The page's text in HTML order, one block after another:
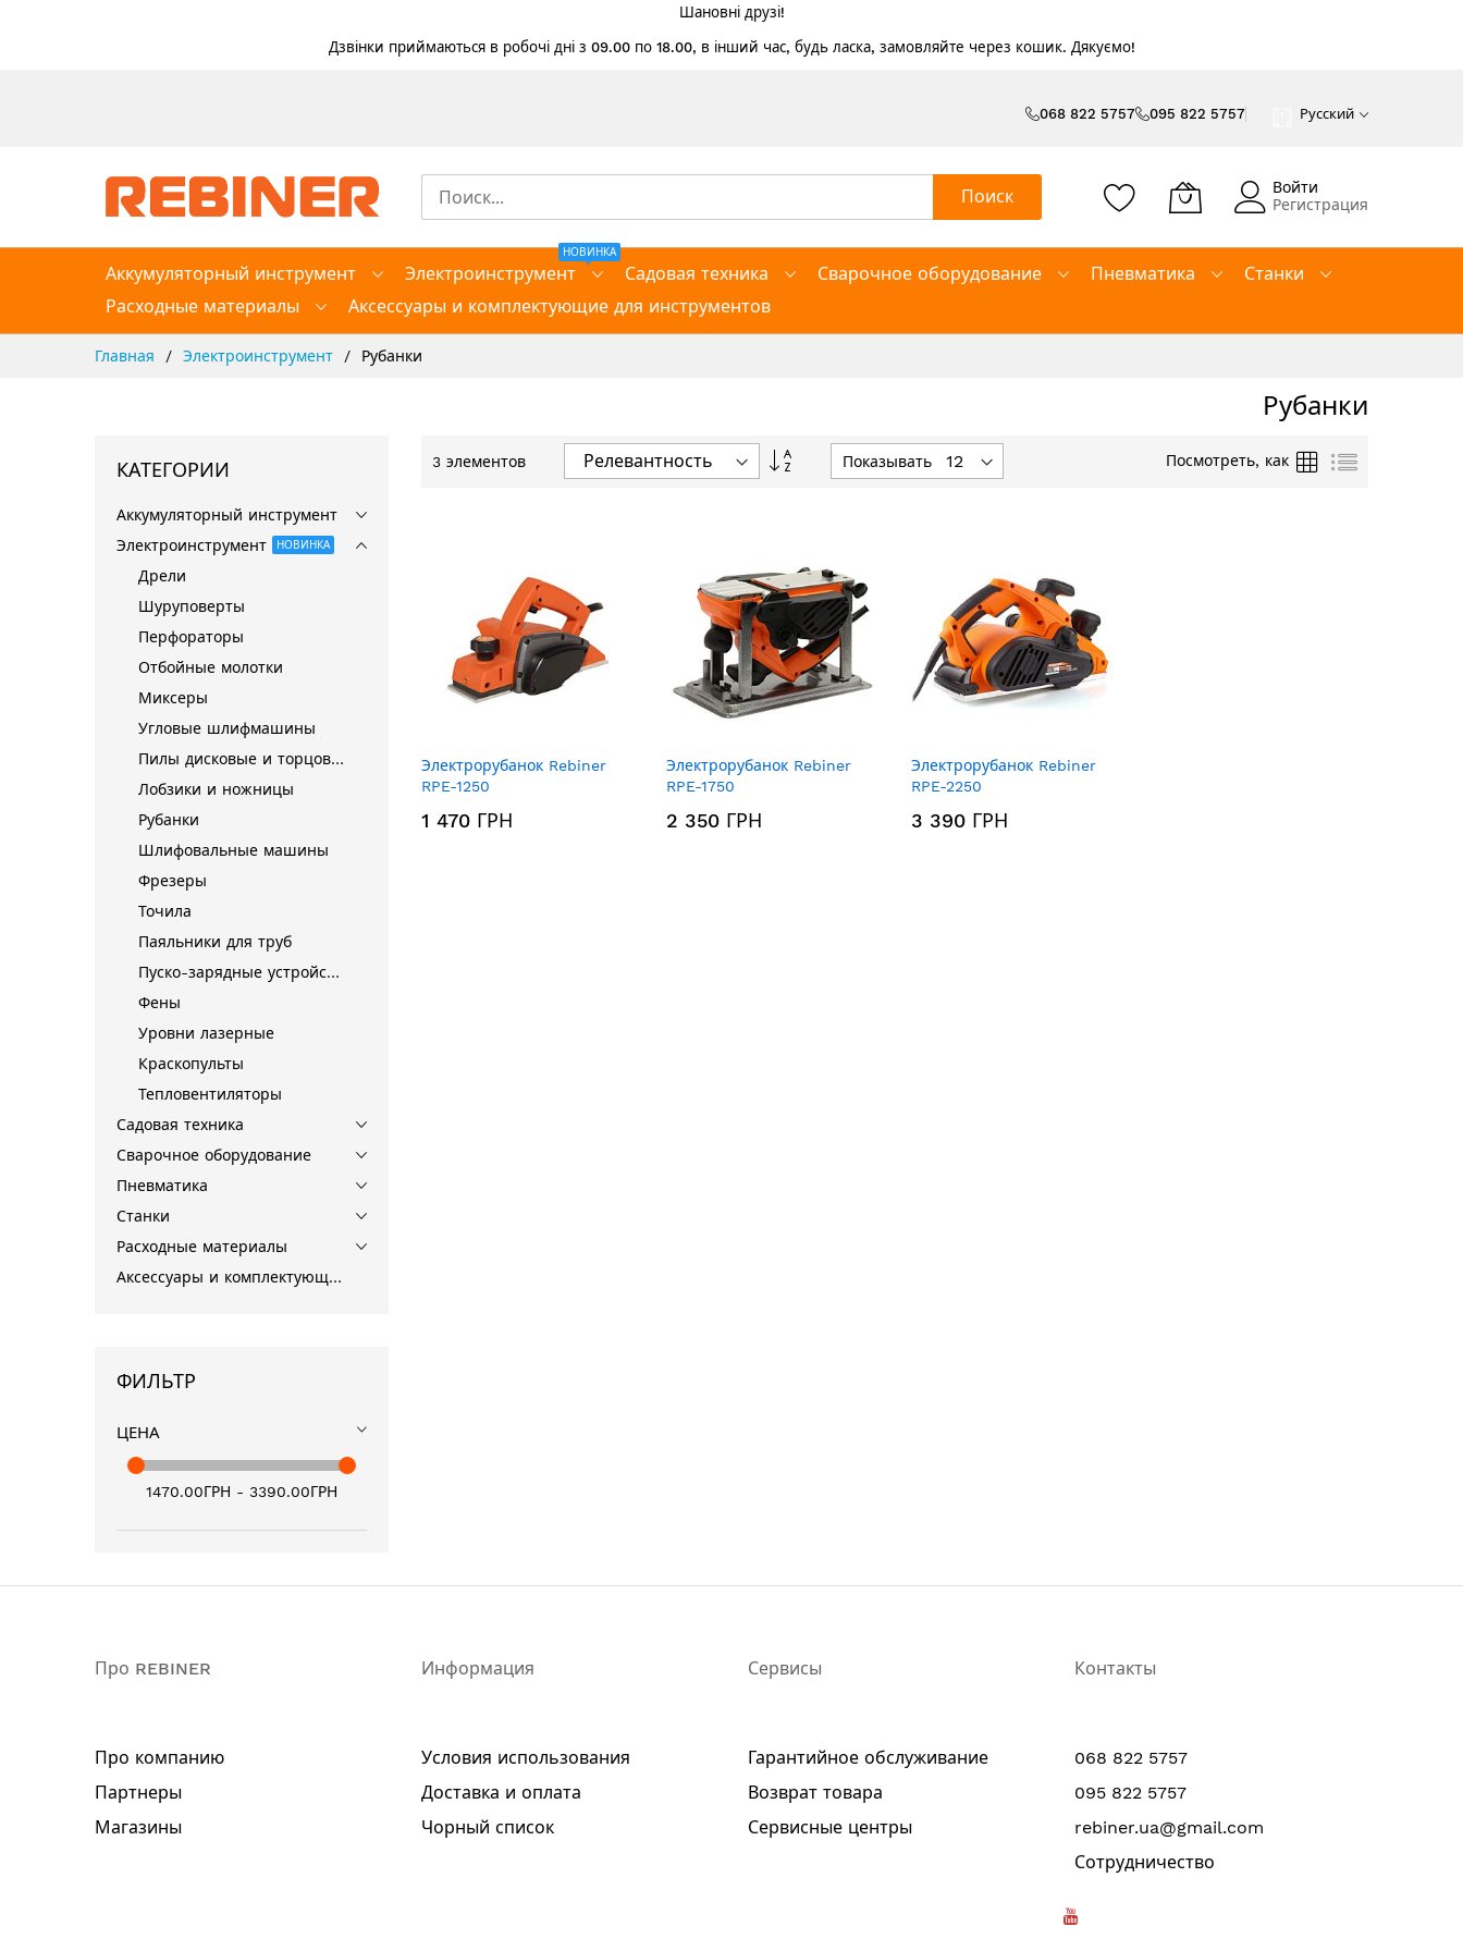
Шановні друзі!
Дзвінки приймаються в робочі дні з 09.00 по 18.00, в інший час, будь ласка, замовляйте через кошик. Дякуємо!
068 822 5757 095 822 5757 Русский
Поиск
Войти
Регистрация
Аккумуляторный инструмент Электроинструмент
НОВИНКА
Садовая техника Сварочное оборудование Пневматика
Станки
Расходные материалы
Аксессуары и комплектующие для инструментов
Главная Электроинструмент Рубанки
Рубанки
3 элементов
Задать
Показывать Посмотреть, как СеткаСписок
Электрорубанок Rebiner
RPE-1250
1 470 ГРН
Электрорубанок Rebiner
RPE-1750
2 350 ГРН
Электрорубанок Rebiner
RPE-2250
3 390 ГРН
КАТЕГОРИИ
Аккумуляторный инструмент
Электроинструмент
НОВИНКА
Дрели
Шуруповерты
Перфораторы
Отбойные молотки
Миксеры
Угловые шлифмашины
Пилы дисковые и торцовочные
Лобзики и ножницы
Рубанки
Шлифовальные машины
Фрезеры
Точила
Паяльники для труб
Пуско-зарядные устройства
Фены
Уровни лазерные
Краскопульты
Тепловентиляторы
Садовая техника
Сварочное оборудование
Пневматика
Станки
Расходные материалы
Аксессуары и комплектующие для инструментов
ФИЛЬТР
ЦЕНА
1470.00ГРН - 3390.00ГРН
Про REBINER
Про компанию
Партнеры
Магазины
Информация
Условия использования
Доставка и оплата
Чорный список
Сервисы
Гарантийное обслуживание
Возврат товара
Сервисные центры
Контакты
068 822 5757
095 822 5757
rebiner.ua@gmail.com
Сотрудничество